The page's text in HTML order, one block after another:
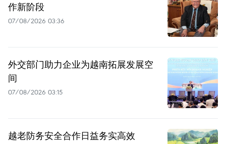
作新阶段
07/08/2026 03:36
外交部门助力企业为越南拓展发展空
间
07/08/2026 03:15
越老防务安全合作日益务实高效